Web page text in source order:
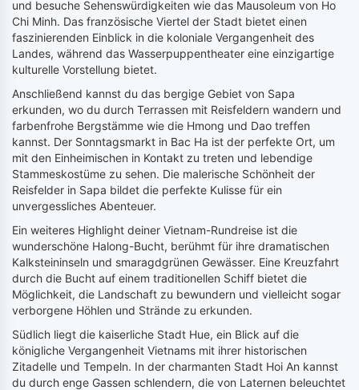
und besuche Sehenswürdigkeiten wie das Mausoleum von Ho
Chi Minh. Das französische Viertel der Stadt bietet einen
faszinierenden Einblick in die koloniale Vergangenheit des
Landes, während das Wasserpuppentheater eine einzigartige
kulturelle Vorstellung bietet.
Anschließend kannst du das bergige Gebiet von Sapa
erkunden, wo du durch Terrassen mit Reisfeldern wandern und
farbenfrohe Bergstämme wie die Hmong und Dao treffen
kannst. Der Sonntagsmarkt in Bac Ha ist der perfekte Ort, um
mit den Einheimischen in Kontakt zu treten und lebendige
Stammeskostüme zu sehen. Die malerische Schönheit der
Reisfelder in Sapa bildet die perfekte Kulisse für ein
unvergessliches Abenteuer.
Ein weiteres Highlight deiner Vietnam-Rundreise ist die
wunderschöne Halong-Bucht, berühmt für ihre dramatischen
Kalksteininseln und smaragdgrünen Gewässer. Eine Kreuzfahrt
durch die Bucht auf einem traditionellen Schiff bietet die
Möglichkeit, die Landschaft zu bewundern und vielleicht sogar
verborgene Höhlen und Strände zu erkunden.
Südlich liegt die kaiserliche Stadt Hue, ein Blick auf die
königliche Vergangenheit Vietnams mit ihrer historischen
Zitadelle und Tempeln. In der charmanten Stadt Hoi An kannst
du durch enge Gassen schlendern, die von Laternen beleuchtet